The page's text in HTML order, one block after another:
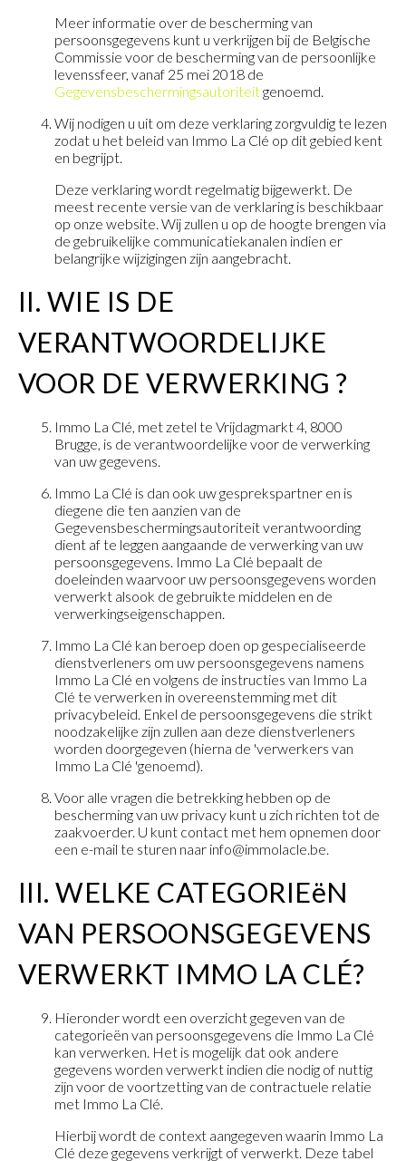
Meer informatie over de bescherming van
persoonsgegevens kunt u verkrijgen bij de Belgische
Commissie voor de bescherming van de persoonlijke
levenssfeer, vanaf 25 mei 2018 de
Gegevensbeschermingsautoriteitgenoemd.
Wij nodigen u uit om deze verklaring zorgvuldig te lezen
zodat u het beleid van Immo La Clé op dit gebied kent
en begrijpt.
Deze verklaring wordt regelmatig bijgewerkt. De
meest recente versie van de verklaring is beschikbaar
op onze website. Wij zullen u op de hoogte brengen via
de gebruikelijke communicatiekanalen indien er
belangrijke wijzigingen zijn aangebracht.
II. WIE IS DE
VERANTWOORDELIJKE
VOOR DE VERWERKING ?
Immo La Clé, met zetel te Vrijdagmarkt 4, 8000
Brugge, is de verantwoordelijke voor de verwerking
van uw gegevens.
Immo La Clé is dan ook uw gesprekspartner en is
diegene die ten aanzien van de
Gegevensbeschermingsautoriteit verantwoording
dient af te leggen aangaande de verwerking van uw
persoonsgegevens. Immo La Clé bepaalt de
doeleinden waarvoor uw persoonsgegevens worden
verwerkt alsook de gebruikte middelen en de
verwerkingseigenschappen.
Immo La Clé kan beroep doen op gespecialiseerde
dienstverleners om uw persoonsgegevens namens
Immo La Clé en volgens de instructies van Immo La
Clé te verwerken in overeenstemming met dit
privacybeleid. Enkel de persoonsgegevens die strikt
noodzakelijke zijn zullen aan deze dienstverleners
worden doorgegeven (hierna de 'verwerkers van
Immo La Clé 'genoemd).
Voor alle vragen die betrekking hebben op de
bescherming van uw privacy kunt u zich richten tot de
zaakvoerder. U kunt contact met hem opnemen door
een e-mail te sturen naar info@immolacle.be.
III. WELKE CATEGORIEëN
VAN PERSOONSGEGEVENS
VERWERKT IMMO LA CLÉ?
Hieronder wordt een overzicht gegeven van de
categorieën van persoonsgegevens die Immo La Clé
kan verwerken. Het is mogelijk dat ook andere
gegevens worden verwerkt indien die nodig of nuttig
zijn voor de voortzetting van de contractuele relatie
met Immo La Clé.
Hierbij wordt de context aangegeven waarin Immo La
Clé deze gegevens verkrijgt of verwerkt. Deze tabel